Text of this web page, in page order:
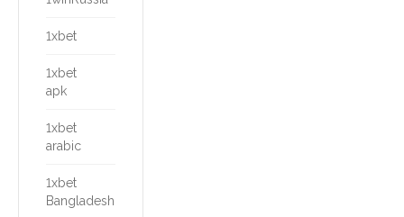
1xbet
1xbet
apk
1xbet
arabic
1xbet
Bangladesh